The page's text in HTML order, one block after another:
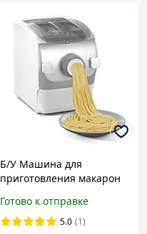
Б/У Машина для
приготовления макарон
Германии
Готово к отправке
5.0 (1)